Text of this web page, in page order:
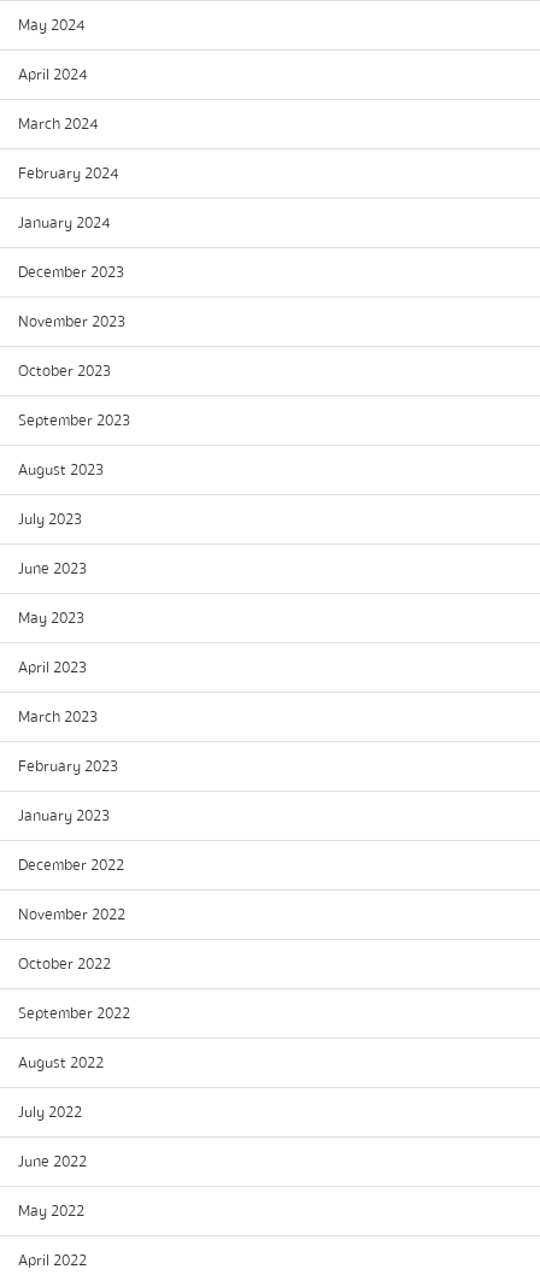
May 2024
April 2024
March 2024
February 2024
January 2024
December 2023
November 2023
October 2023
September 2023
August 2023
July 2023
June 2023
May 2023
April 2023
March 2023
February 2023
January 2023
December 2022
November 2022
October 2022
September 2022
August 2022
July 2022
June 2022
May 2022
April 2022